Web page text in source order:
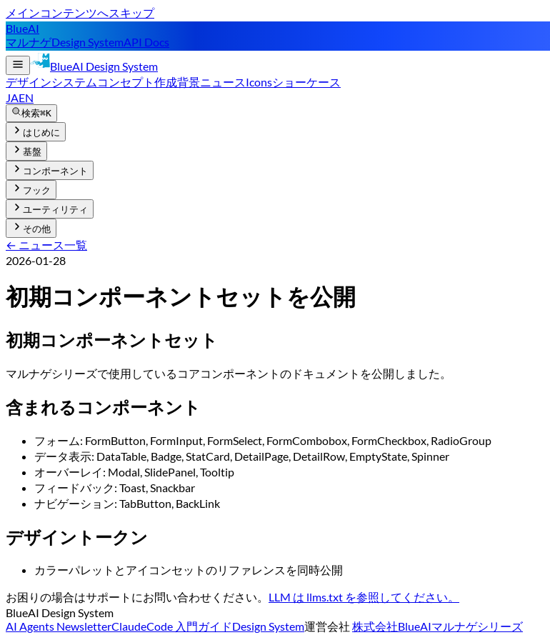
メインコンテンツへスキップ
BlueAI
マルナゲDesign SystemAPI Docs
BlueAI Design System
デザインシステム コンセプト 作成背景ニュースIconsショーケース
JAEN
検索⌘K
はじめに
基盤
コンポーネント
フック
ユーティリティ
その他
← ニュース一覧
2026-01-28
初期コンポーネントセットを公開
初期コンポーネントセット
マルナゲシリーズで使用しているコアコンポーネントのドキュメントを公開しました。
含まれるコンポーネント
フォーム: FormButton, FormInput, FormSelect, FormCombobox, FormCheckbox, RadioGroup
データ表示: DataTable, Badge, StatCard, DetailPage, DetailRow, EmptyState, Spinner
オーバーレイ: Modal, SlidePanel, Tooltip
フィードバック: Toast, Snackbar
ナビゲーション: TabButton, BackLink
デザイントークン
カラーパレットとアイコンセットのリファレンスを同時公開
お困りの場合はサポートにお問い合わせください。 LLM は llms.txt を参照してください。
BlueAI Design System
AI Agents NewsletterClaudeCode 入門ガイドDesign System運営会社 株式会社BlueAIマルナゲシリーズ